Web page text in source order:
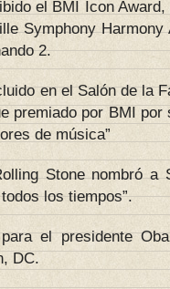
el BMI Icon
Symphony
2.
en el Salón de la
premiado por BMI por
de música”
Stone nombró a
los tiempos”.
el presidente
DC.